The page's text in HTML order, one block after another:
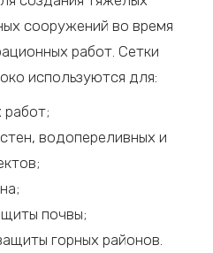
сооружений во время
работ. Сетки
используются для:
работ;
водопереливных и
почвы;
горных районов.